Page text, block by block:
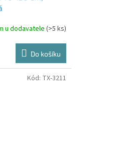
u dodavatele(>5 ks)
Do košíku
Kód: TX-3211